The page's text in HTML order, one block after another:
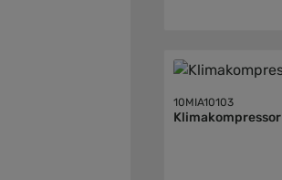
10MIA10103
Klimakompressor